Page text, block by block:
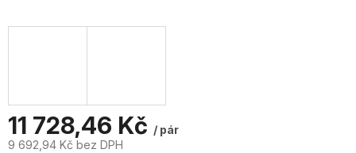
11 728,46 Kč / pár
9 692,94 Kč bez DPH